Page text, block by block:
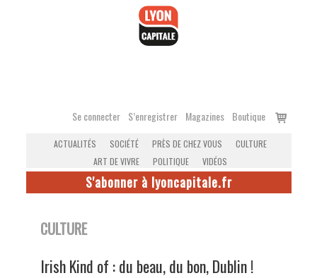
Se connecter S’enregistrer Magazines Boutique
Voir
ACTUALITÉS SOCIÉTÉ PRÈS DE CHEZ VOUS
CULTURE
ART DE VIVRE
POLITIQUE VIDÉOS
S'abonner à lyoncapitale.fr
CULTURE
Irish Kind of : du beau, du bon, Dublin !